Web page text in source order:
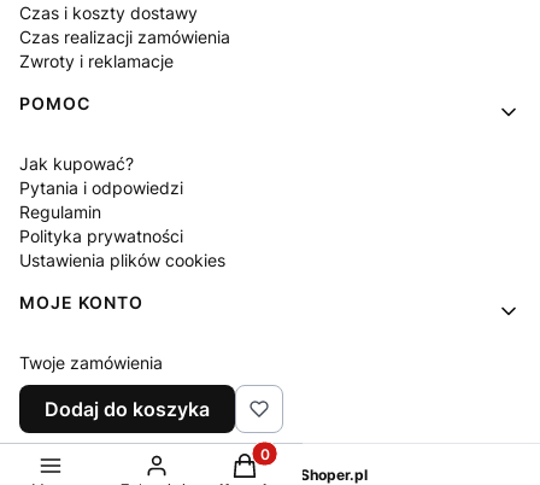
Czas i koszty dostawy
Czas realizacji zamówienia
Zwroty i reklamacje
POMOC
Jak kupować?
Pytania i odpowiedzi
Regulamin
Polityka prywatności
Ustawienia plików cookies
MOJE KONTO
Twoje zamówienia
Ustawienia konta
Ulubione
Sklep internetowy Shoper.pl
Dodaj do koszyka
Produkty w koszyku: 0. Zobacz